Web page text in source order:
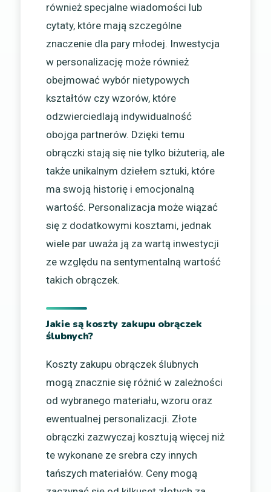
również specjalne wiadomości lub
cytaty, które mają szczególne
znaczenie dla pary młodej. Inwestycja
w personalizację może również
obejmować wybór nietypowych
kształtów czy wzorów, które
odzwierciedlają indywidualność
obojga partnerów. Dzięki temu
obrączki stają się nie tylko biżuterią, ale
także unikalnym dziełem sztuki, które
ma swoją historię i emocjonalną
wartość. Personalizacja może wiązać
się z dodatkowymi kosztami, jednak
wiele par uważa ją za wartą inwestycji
ze względu na sentymentalną wartość
takich obrączek.
Jakie są koszty zakupu obrączek
ślubnych?
Koszty zakupu obrączek ślubnych
mogą znacznie się różnić w zależności
od wybranego materiału, wzoru oraz
ewentualnej personalizacji. Złote
obrączki zazwyczaj kosztują więcej niż
te wykonane ze srebra czy innych
tańszych materiałów. Ceny mogą